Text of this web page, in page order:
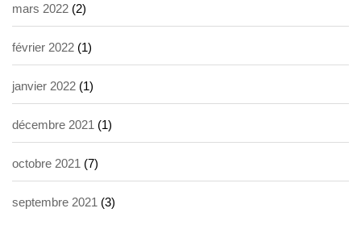
mars 2022 (2)
février 2022 (1)
janvier 2022 (1)
décembre 2021 (1)
octobre 2021 (7)
septembre 2021 (3)